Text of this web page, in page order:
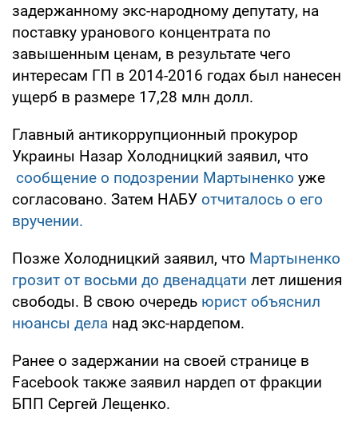
задержанному экс-народному депутату, на
поставку уранового концентрата по
завышенным ценам, в результате чего
интересам ГП в 2014-2016 годах был нанесен
ущерб в размере 17,28 млн долл.
Главный антикоррупционный прокурор
Украины Назар Холодницкий заявил, что
сообщение о подозрении Мартыненко уже
согласовано. Затем НАБУ отчиталось о его
вручении.
Позже Холодницкий заявил, что Мартыненко
грозит от восьми до двенадцати лет лишения
свободы. В свою очередь юрист объяснил
нюансы дела над экс-нардепом.
Ранее о задержании на своей странице в
Facebook также заявил нардеп от фракции
БПП Сергей Лещенко.